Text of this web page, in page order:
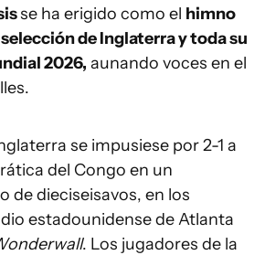
se ha erigido como el himno
de Inglaterra y toda su
2026, aunando voces en el
se impusiese por 2-1 a
del Congo en un
de dieciseisavos, en los
estadounidense de Atlanta
. Los jugadores de la